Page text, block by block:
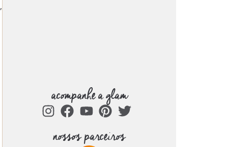
acompanhe a glam
nossos parceiros